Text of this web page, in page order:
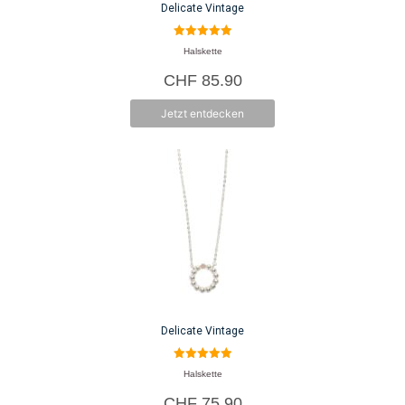
Delicate Vintage
5.00
von 5
Halskette
CHF85.90
Jetzt entdecken
Delicate Vintage
5.00
von 5
Halskette